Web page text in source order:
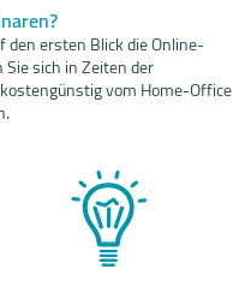
den ersten Blick die Online-
sich in Zeiten der
vom Home-Office